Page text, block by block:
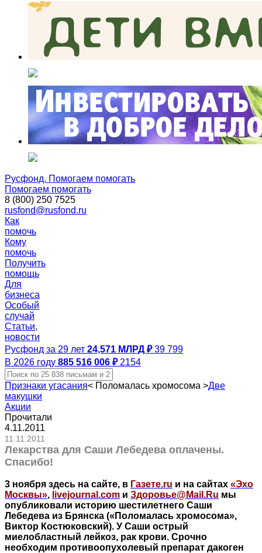
Русфонд. Помогаем помогать
Помогаем помогать
8 (800) 250 7525
rusfond@rusfond.ru
Как
помочь
Кому
помочь
Получить
помощь
Для
бизнеса
Особый
случай
Статьи,
новости
Русфонд за 29 лет 24,571 МЛРД ₽ 39 799
В 2026 году 885 516 006 ₽ 2154
Признаки угасания< Поломалась хромосома >Две
макушки
Акции
Прочитали
4.11.2011
11.11.2011
Лекарства для Саши Лебедева оплачены.
Спасибо!
3 ноября здесь на сайте, в Газете.ru и на сайтах «Эхо
Москвы», livejournal.com и Здоровье@Mail.Ru мы
опубликовали историю шестилетнего Саши
Лебедева из Брянска («Поломалась хромосома»,
Виктор Костюковский). У Саши острый
миелобластный лейкоз, рак крови. Срочно
необходим противоопухолевый препарат дакоген